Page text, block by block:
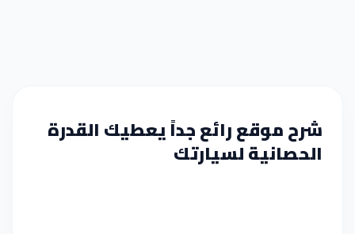
شرح موقع رائع جداً يعطيك القدرة
الحصانية لسيارتك